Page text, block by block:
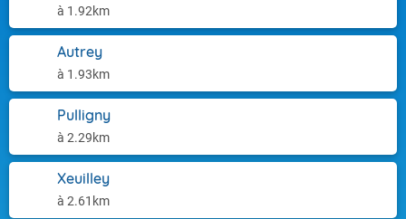
à 1.92km
Autrey
à 1.93km
Pulligny
à 2.29km
Xeuilley
à 2.61km